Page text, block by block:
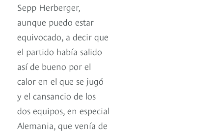
Sepp Herberger,
aunque puedo estar
equivocado, a decir que
el partido había salido
así de bueno por el
calor en el que se jugó
y el cansancio de los
dos equipos, en especial
Alemania, que venía de